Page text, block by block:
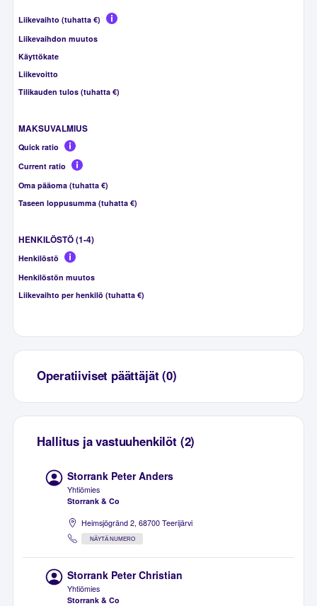
Liikevaihto (tuhatta €)
Liikevaihdon muutos
Käyttökate
Liikevoitto
Tilikauden tulos (tuhatta €)
MAKSUVALMIUS
Quick ratio
Current ratio
Oma pääoma (tuhatta €)
Taseen loppusumma (tuhatta €)
HENKILÖSTÖ (1-4)
Henkilöstö
Henkilöstön muutos
Liikevaihto per henkilö (tuhatta €)
Operatiiviset päättäjät (0)
Hallitus ja vastuuhenkilöt (2)
Storrank Peter Anders
Yhtiömies
Storrank & Co
Heimsjögränd 2, 68700 Teerijärvi
NÄYTÄ NUMERO
Storrank Peter Christian
Yhtiömies
Storrank & Co